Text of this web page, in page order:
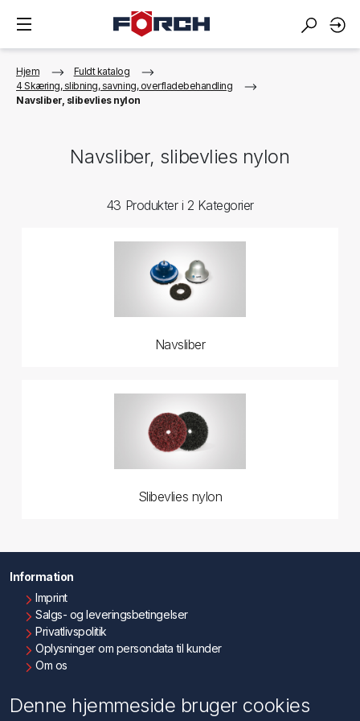
Hjem
Fuldt katalog
4 Skæring, slibning, savning, overfladebehandling
Navsliber, slibevlies nylon
Navsliber, slibevlies nylon
43 Produkter i 2 Kategorier
Navsliber
Slibevlies nylon
Information
Imprint
Salgs- og leveringsbetingelser
Privatlivspolitik
Oplysninger om persondata til kunder
Om os
Denne hjemmeside bruger cookies